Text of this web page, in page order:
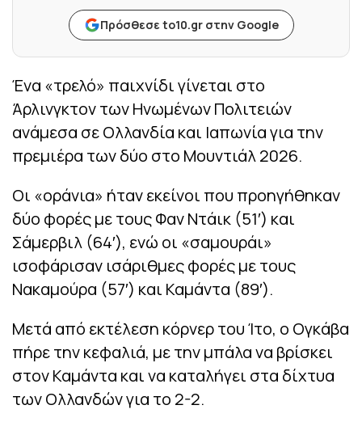
Πρόσθεσε to10.gr στην Google
Ένα «τρελό» παιχνίδι γίνεται στο
Άρλινγκτον των Ηνωμένων Πολιτειών
ανάμεσα σε Ολλανδία και Ιαπωνία για την
πρεμιέρα των δύο στο Μουντιάλ 2026.
Οι «οράνια» ήταν εκείνοι που προηγήθηκαν
δύο φορές με τους Φαν Ντάικ (51′) και
Σάμερβιλ (64′), ενώ οι «σαμουράι»
ισοφάρισαν ισάριθμες φορές με τους
Νακαμούρα (57′) και Καμάντα (89′).
Μετά από εκτέλεση κόρνερ του Ίτο, ο Ογκάβα
πήρε την κεφαλιά, με την μπάλα να βρίσκει
στον Καμάντα και να καταλήγει στα δίχτυα
των Ολλανδών για το 2-2.